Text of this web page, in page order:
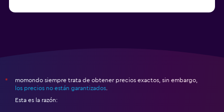
*
momondo siempre trata de obtener precios exactos, sin embargo,
los precios no están garantizados
Esta es la razón: